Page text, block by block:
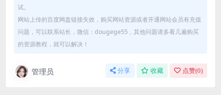
试。
网站上传的百度网盘链接失效，购买网站资源或者开通网站会员有充值
问题，可以联系站长，微信：dougege55，其他问题请多看几遍购买
的资源教程，就可以解决！
管理员 分享 收藏 点赞(0)